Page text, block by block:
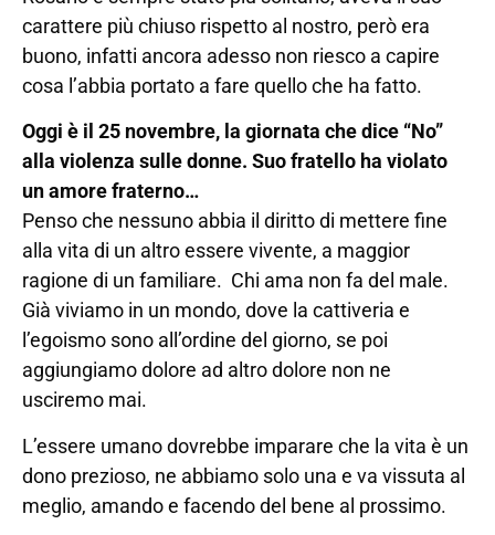
carattere più chiuso rispetto al nostro, però era
buono, infatti ancora adesso non riesco a capire
cosa l’abbia portato a fare quello che ha fatto.
Oggi è il 25 novembre, la giornata che dice “No”
alla violenza sulle donne. Suo fratello ha violato
un amore fraterno…
Penso che nessuno abbia il diritto di mettere fine
alla vita di un altro essere vivente, a maggior
ragione di un familiare. Chi ama non fa del male.
Già viviamo in un mondo, dove la cattiveria e
l’egoismo sono all’ordine del giorno, se poi
aggiungiamo dolore ad altro dolore non ne
usciremo mai.
L’essere umano dovrebbe imparare che la vita è un
dono prezioso, ne abbiamo solo una e va vissuta al
meglio, amando e facendo del bene al prossimo.